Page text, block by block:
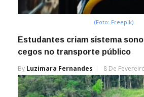
(Foto: Freepik)
Estudantes criam sistema
cegos no transporte público
By Luzimara Fernandes 8 De